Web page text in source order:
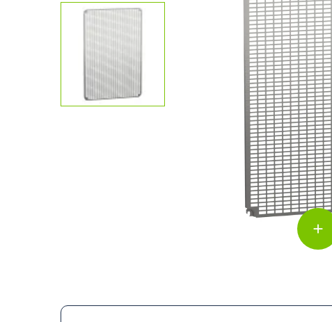
add